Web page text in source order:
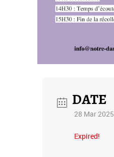
DATE
28 Mar 2025
Expired!